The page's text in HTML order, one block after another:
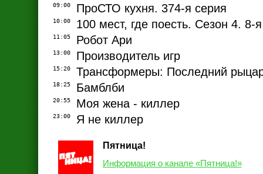
09:00 ПроСТО кухня. 374-я серия
10:00 100 мест, где поесть. Сезон 4. 8-
11:05 Робот Ари
13:00 Производитель игр
15:20 Трансформеры: Последний
18:25 Бамблби
20:55 Моя жена - киллер
23:00 Я не киллер
Пятница!
Информация о канале «Пятница!»